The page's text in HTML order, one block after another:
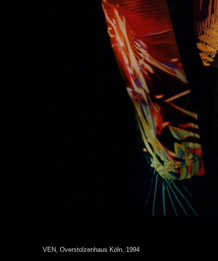
VEN, Overstolzenhaus Köln, 1994